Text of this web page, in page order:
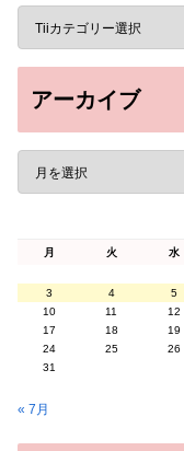
アーカイブ
月 火 水
3
4 5
10
11 12
17
18 19
24
25 26
31
« 7月